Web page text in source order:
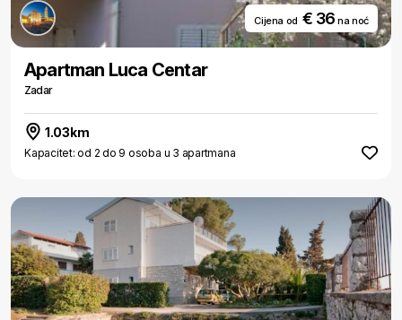
Cijena od € 36na noć
Apartman Luca Centar
Zadar
1.03km
Kapacitet: od 2 do 9 osoba u 3 apartmana